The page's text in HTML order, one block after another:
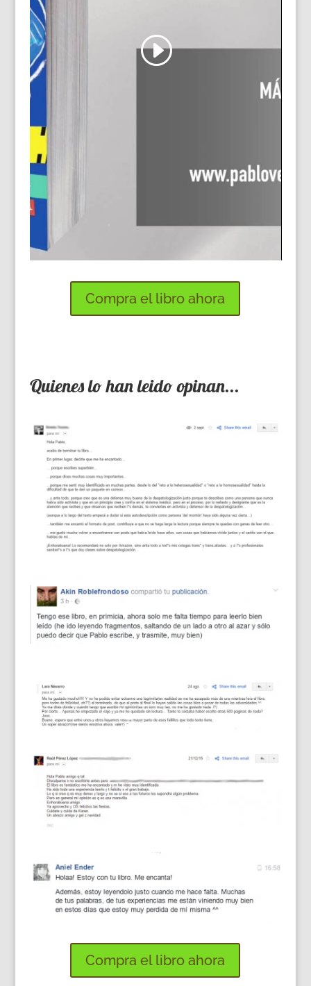
Compra el libro ahora
Quienes lo han leido opinan...
Compra el libro ahora